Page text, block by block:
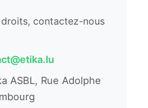
contactez-nous
ASBL, Rue Adolphe